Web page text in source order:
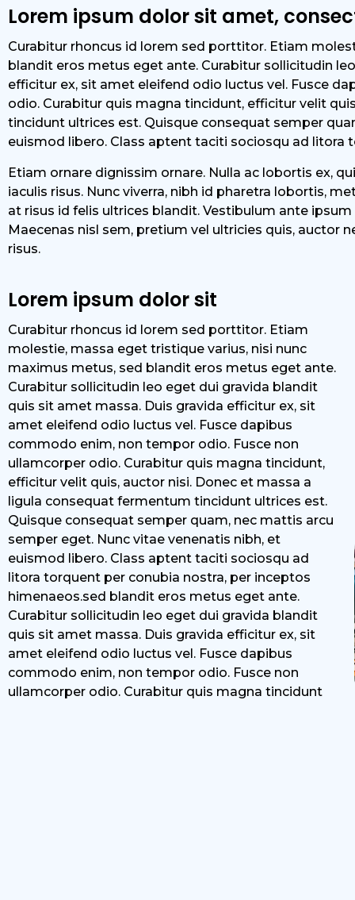
Lorem ipsum dolor sit amet,
Curabitur rhoncus id lorem sed porttitor. Etiam
blandit eros metus eget ante. Curabitur sollicitudin
efficitur ex, sit amet eleifend odio luctus vel. Fusce
odio. Curabitur quis magna tincidunt, efficitur velit
tincidunt ultrices est. Quisque consequat semper
euismod libero. Class aptent taciti sociosqu ad litora
Etiam ornare dignissim ornare. Nulla ac lobortis ex,
iaculis risus. Nunc viverra, nibh id pharetra lobortis,
at risus id felis ultrices blandit. Vestibulum ante
Maecenas nisl sem, pretium vel ultricies quis, auctor
risus.
Lorem ipsum dolor sit
Curabitur rhoncus id lorem sed porttitor. Etiam
molestie, massa eget tristique varius, nisi nunc
maximus metus, sed blandit eros metus eget ante.
Curabitur sollicitudin leo eget dui gravida blandit
quis sit amet massa. Duis gravida efficitur ex, sit
amet eleifend odio luctus vel. Fusce dapibus
commodo enim, non tempor odio. Fusce non
ullamcorper odio. Curabitur quis magna tincidunt,
efficitur velit quis, auctor nisi. Donec et massa a
ligula consequat fermentum tincidunt ultrices est.
Quisque consequat semper quam, nec mattis arcu
semper eget. Nunc vitae venenatis nibh, et
euismod libero. Class aptent taciti sociosqu ad
litora torquent per conubia nostra, per inceptos
himenaeos.sed blandit eros metus eget ante.
Curabitur sollicitudin leo eget dui gravida blandit
quis sit amet massa. Duis gravida efficitur ex, sit
amet eleifend odio luctus vel. Fusce dapibus
commodo enim, non tempor odio. Fusce non
ullamcorper odio. Curabitur quis magna tincidunt